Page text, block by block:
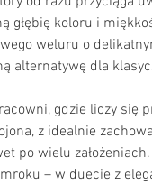
głębię koloru i
weluru o
alternatywę dla
gdzie liczy się
z idealnie
po wielu
– w duecie z